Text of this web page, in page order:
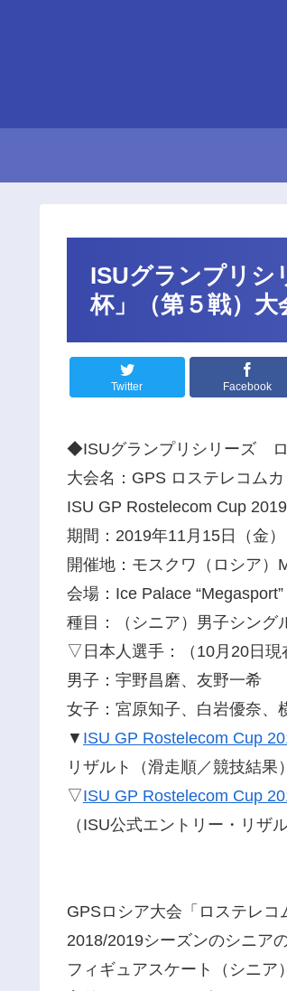
ISUグランプリシ
杯」（第５戦）大
Twitter Facebook
◆ISUグランプリシリーズ ロ
大会名：GPS ロステレコム
ISU GP Rostelecom Cup 2019
期間：2019年11月15日（金）
開催地：モスクワ（ロシア）
会場：Ice Palace
種目：（シニア）男子シング
▽日本人選手：（10月20日現
男子：宇野昌磨、友野一希
女子：宮原知子、白岩優奈、
▼ ISU GP Rostelecom Cup
リザルト（滑走順／競技結果）
▽ISU GP Rostelecom Cup
（ISU公式エントリー・リザ
GPSロシア大会「ロステレコ
2018/2019シーズンのシニア
フィギュアスケート（シニア